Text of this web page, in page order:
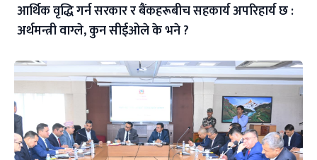
आर्थिक वृद्धि गर्न सरकार र बैंकहरूबीच सहकार्य अपरिहार्य छ :
अर्थमन्त्री वाग्ले, कुन सीईओले के भने ?